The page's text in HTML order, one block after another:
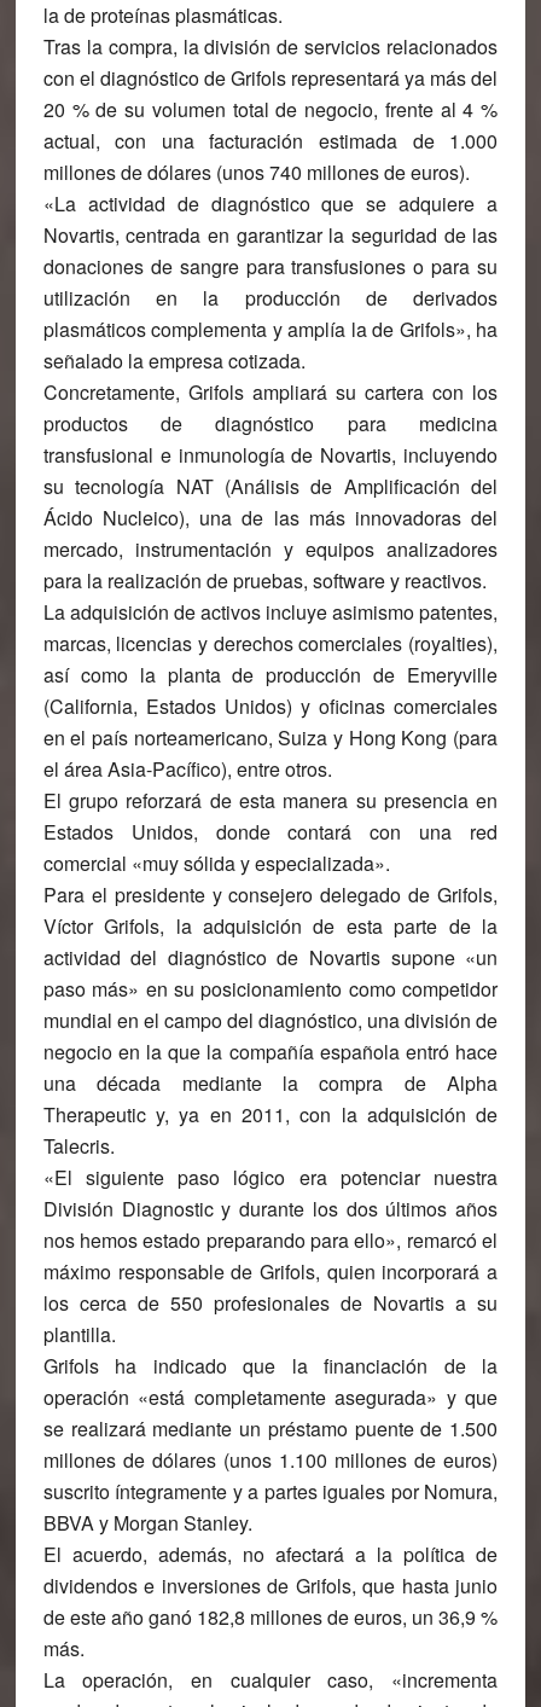
la de proteínas plasmáticas.
Tras la compra, la división de servicios relacionados
con el diagnóstico de Grifols representará ya más del
20 % de su volumen total de negocio, frente al 4 %
actual, con una facturación estimada de 1.000
millones de dólares (unos 740 millones de euros).
«La actividad de diagnóstico que se adquiere a
Novartis, centrada en garantizar la seguridad de las
donaciones de sangre para transfusiones o para su
utilización en la producción de derivados
plasmáticos complementa y amplía la de Grifols», ha
señalado la empresa cotizada.
Concretamente, Grifols ampliará su cartera con los
productos de diagnóstico para medicina
transfusional e inmunología de Novartis, incluyendo
su tecnología NAT (Análisis de Amplificación del
Ácido Nucleico), una de las más innovadoras del
mercado, instrumentación y equipos analizadores
para la realización de pruebas, software y reactivos.
La adquisición de activos incluye asimismo patentes,
marcas, licencias y derechos comerciales (royalties),
así como la planta de producción de Emeryville
(California, Estados Unidos) y oficinas comerciales
en el país norteamericano, Suiza y Hong Kong (para
el área Asia-Pacífico), entre otros.
El grupo reforzará de esta manera su presencia en
Estados Unidos, donde contará con una red
comercial «muy sólida y especializada».
Para el presidente y consejero delegado de Grifols,
Víctor Grifols, la adquisición de esta parte de la
actividad del diagnóstico de Novartis supone «un
paso más» en su posicionamiento como competidor
mundial en el campo del diagnóstico, una división de
negocio en la que la compañía española entró hace
una década mediante la compra de Alpha
Therapeutic y, ya en 2011, con la adquisición de
Talecris.
«El siguiente paso lógico era potenciar nuestra
División Diagnostic y durante los dos últimos años
nos hemos estado preparando para ello», remarcó el
máximo responsable de Grifols, quien incorporará a
los cerca de 550 profesionales de Novartis a su
plantilla.
Grifols ha indicado que la financiación de la
operación «está completamente asegurada» y que
se realizará mediante un préstamo puente de 1.500
millones de dólares (unos 1.100 millones de euros)
suscrito íntegramente y a partes iguales por Nomura,
BBVA y Morgan Stanley.
El acuerdo, además, no afectará a la política de
dividendos e inversiones de Grifols, que hasta junio
de este año ganó 182,8 millones de euros, un 36,9 %
más.
La operación, en cualquier caso, «incrementa